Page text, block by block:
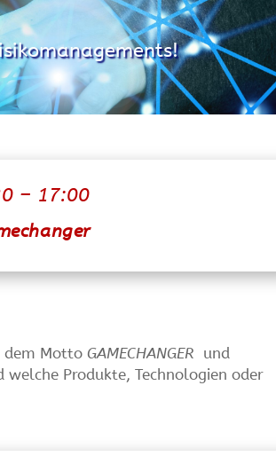
– 17:00
dem MottoGAMECHANGER und
Produkte, Technologien oder